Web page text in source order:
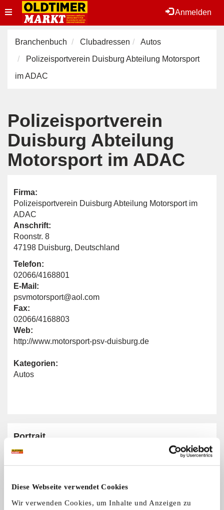
Diese Webseite verwendet Cookies
Wir verwenden Cookies, um Inhalte und Anzeigen zu
Anmelden
Toggle
navigation
Branchenbuch Clubadressen
Autos
Polizeisportverein Duisburg Abteilung Motorsport
im ADAC
Polizeisportverein
Duisburg Abteilung
Motorsport im ADAC
Firma:
Polizeisportverein Duisburg Abteilung Motorsport im
ADAC
Anschrift:
Roonstr. 8
47198 Duisburg, Deutschland
Telefon:
02066/4168801
E-Mail:
psvmotorsport@aol.com
Fax:
02066/4168803
Web:
http://www.motorsport-psv-duisburg.de
Kategorien:
Autos
Portrait